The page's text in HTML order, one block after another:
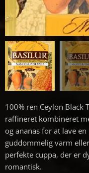
100% ren Ceylon Black
raffineret kombineret
og ananas for at lave
guddommelig varm
perfekte cuppa, der er
romantisk.